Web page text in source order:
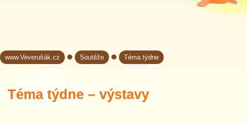
www.Veverušák.cz→ Soutěže
→ Téma týdne
Téma týdne – výstavy